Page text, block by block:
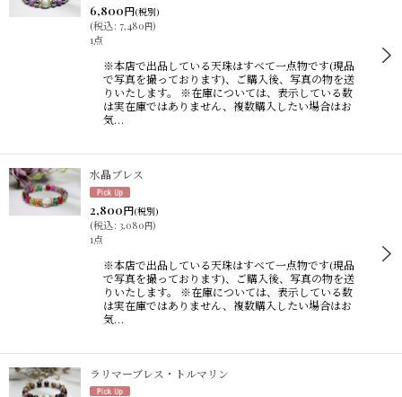
6,800円(税別)
(税込: 7,480円)
1点
※本店で出品している天珠はすべて一点物です(現品
で写真を撮っております)、ご購入後、写真の物を送
りいたします。 ※在庫については、表示している数
は実在庫ではありません、複数購入したい場合はお
気…
水晶ブレス
2,800円(税別)
(税込: 3,080円)
1点
※本店で出品している天珠はすべて一点物です(現品
で写真を撮っております)、ご購入後、写真の物を送
りいたします。 ※在庫については、表示している数
は実在庫ではありません、複数購入したい場合はお
気…
ラリマーブレス・トルマリン